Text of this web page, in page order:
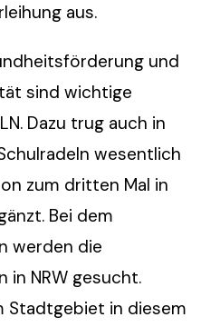
aus.
und
sind wichtige
Dazu trug auch in
wesentlich
zum dritten Mal in
Bei dem
werden die
in NRW gesucht.
Stadtgebiet in diesem